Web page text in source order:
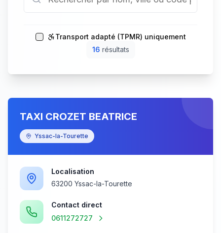
Transport adapté (TPMR) uniquement
16 résultats
TAXI CROZET BEATRICE
Yssac-la-Tourette
Localisation
63200 Yssac-la-Tourette
Contact direct
0611272727